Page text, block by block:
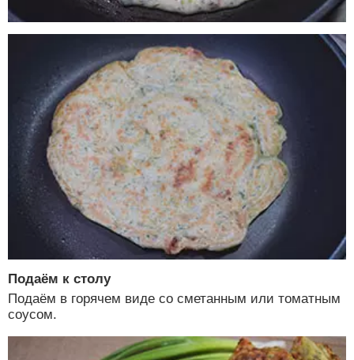
Подаём к столу
Подаём в горячем виде со сметанным или томатным
соусом.